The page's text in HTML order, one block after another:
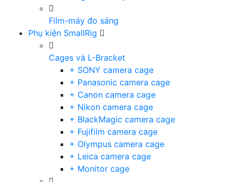
Film-máy đo sáng
Phụ kiện SmallRig
Cages và L-Bracket
+ SONY camera cage
+ Panasonic camera cage
+ Canon camera cage
+ Nikon camera cage
+ BlackMagic camera cage
+ Fujifilm camera cage
+ Olympus camera cage
+ Leica camera cage
+ Monitor cage